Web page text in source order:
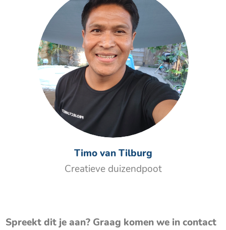
Timo van Tilburg
Creatieve duizendpoot
Spreekt dit je aan? Graag komen we in contact